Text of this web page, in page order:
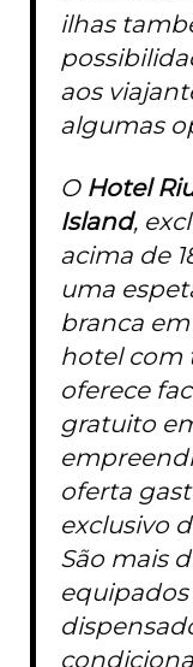
ilhas
aos
algumas
O Hotel
Island,
acima de
uma
branca
hotel com
oferece
gratuito
oferta
exclusivo
São mais